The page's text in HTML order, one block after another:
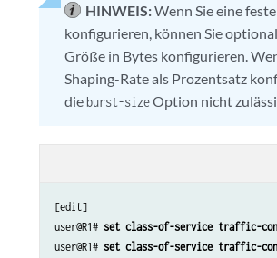
HINWEIS:Wenn Sie eine
konfigurieren, können Sie
Größe in Bytes konfigurieren.
Shaping-Rate als Prozentsatz
dieburst-sizeOption nicht
[edit]
user@R1# set class-of-service traffic-
user@R1# set class-of-service traffic-